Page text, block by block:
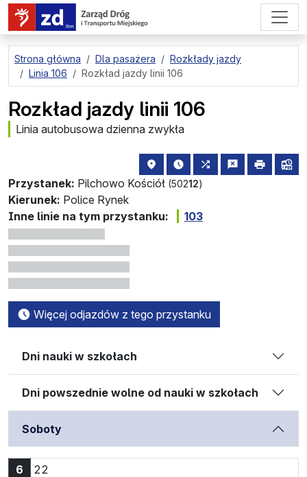
przejdź do treści strony
Strona główna Dla pasażera
Rozkłady jazdy
Linia 106
Rozkład jazdy linii 106
Rozkład jazdy linii 106
Linia autobusowa dzienna zwykła
Przystanek: Pilchowo Kościół (50212)
lokalizacja przystanku na mapie
najbliższe odjazdy z tego
wszystkie linie
zgłośdrukuj
Kierunek: Police Rynek
Inne linie na tym przystanku:
103
Więcej odjazdów z tego przystanku
Dni nauki w szkołach
Dni powszednie wolne od nauki w szkołach
Soboty
6 22